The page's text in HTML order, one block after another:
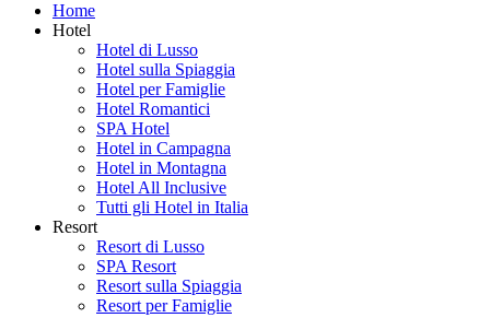
Home
Hotel
Hotel di Lusso
Hotel sulla Spiaggia
Hotel per Famiglie
Hotel Romantici
SPA Hotel
Hotel in Campagna
Hotel in Montagna
Hotel All Inclusive
Tutti gli Hotel in Italia
Resort
Resort di Lusso
SPA Resort
Resort sulla Spiaggia
Resort per Famiglie